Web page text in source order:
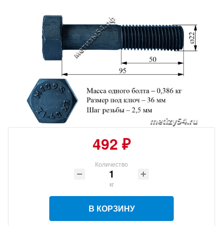
492 ₽
Количество
кг
В КОРЗИНУ